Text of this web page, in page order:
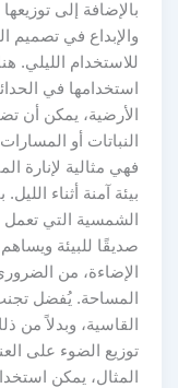
بالإضافة إلى
والإبداع في تصميم
للاستخدام الليلي.
استخدامها في
الأرضية، يمكن أن
النباتات أو
فهي مثالية لإنارة
بيئة آمنة أثناء
الشمسية التي تعمل
صديقًا للبيئة
الإضاءة، من
المساحة. يُفضل
القاسية، وبدلاً من
توزيع الضوء على
المثال، يمكن